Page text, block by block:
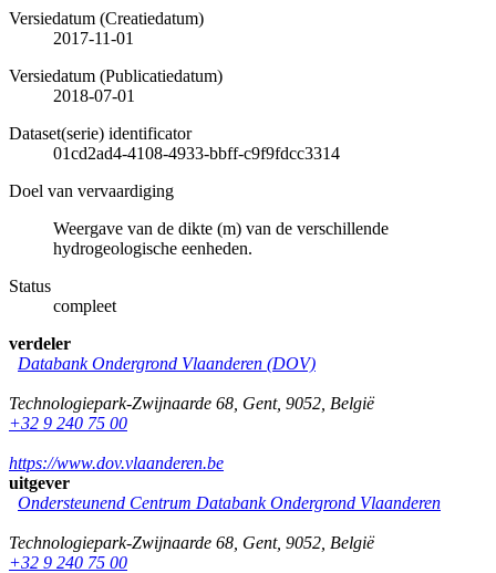
Versiedatum (Creatiedatum)
2017-11-01
Versiedatum (Publicatiedatum)
2018-07-01
Dataset(serie) identificator
01cd2ad4-4108-4933-bbff-c9f9fdcc3314
Doel van vervaardiging
Weergave van de dikte (m) van de verschillende
hydrogeologische eenheden.
Status
compleet
verdeler
Databank Ondergrond Vlaanderen (DOV)
Technologiepark-Zwijnaarde 68 Gent, 9052 België
+32 9 240 75 00
https://www.dov.vlaanderen.be
uitgever
Ondersteunend Centrum Databank Ondergrond Vlaanderen
Technologiepark-Zwijnaarde 68 Gent, 9052 België
+32 9 240 75 00